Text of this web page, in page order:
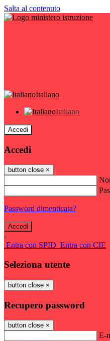
Salta al contenuto
Italiano
Italiano
Accedi
Accedi
button close ×
Password dimenticata?
-
Entra con SPID Entra con CIE
Seleziona utente
button close ×
Recupero password
button close ×
E-